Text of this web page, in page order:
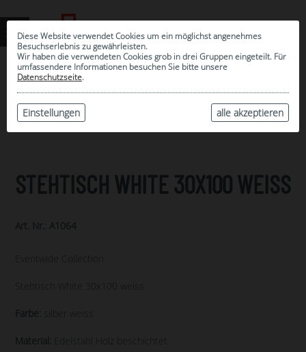
Diese Website verwendet Cookies um ein möglichst angenehmes
Besuchserlebnis zu gewährleisten.
Wir haben die verwendeten Cookies grob in drei Gruppen eingeteilt. Für
umfassendere Informationen besuchen Sie bitte unsere
Datenschutzseite.
alle akzeptieren
Einstellungen
ARCHIV
STEHTISCH WHITE 30X100 WEISS
Art. Nr.: A1064
Eventwide Collection
Stehtisch White 30x100 weiss
Farbe: silber weiss
Material: Edelstahl Holz beschichtet